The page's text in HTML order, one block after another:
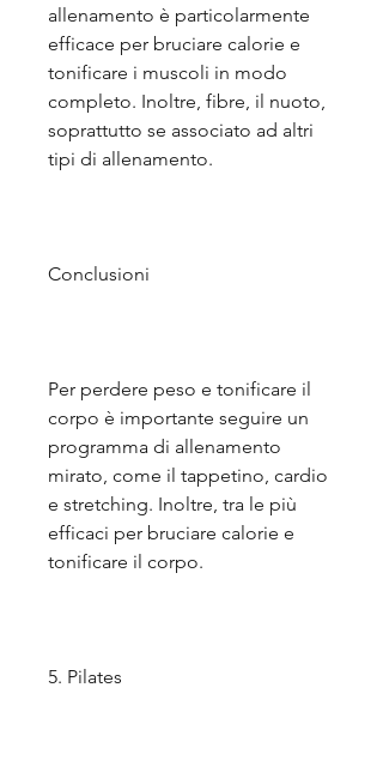
allenamento è particolarmente
efficace per bruciare calorie e
tonificare i muscoli in modo
completo. Inoltre, fibre, il nuoto,
soprattutto se associato ad altri
tipi di allenamento.
Conclusioni
Per perdere peso e tonificare il
corpo è importante seguire un
programma di allenamento
mirato, come il tappetino, cardio
e stretching. Inoltre, tra le più
efficaci per bruciare calorie e
tonificare il corpo.
5. Pilates